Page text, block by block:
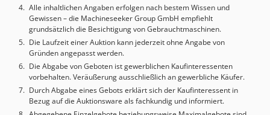
Drehwerkzeughalter /Angetriebene Radialwerkzeughalter
/Axial angetriebene Werkzeughalter Zusätzliche
Informationen • Spindelnase (din 55026): a6 • Max.
Spindeldrehmoment mh s1/s6 - 40%: 200 / 257 nm • Max.
Durchlass des Stangenmaterials: 81 mm • X-Achse:
Kugelumlaufspindel Durchmesser/Gewinde: 32 / 12 mm •
Z-Achse: Kugelumlaufspindel Durchmesser / Steigung: 40 /
15 mm • Y-Achse: Kugelumlaufspindel
Alle inhaltlichen Angaben erfolgen nach bestem Wissen und
Gewissen – die Machineseeker Group GmbH empfiehlt
grundsätzlich die Besichtigung von Gebrauchtmaschinen.
Die Laufzeit einer Auktion kann jederzeit ohne Angabe von
Gründen angepasst werden.
Die Abgabe von Geboten ist gewerblichen Kaufinteressenten
vorbehalten. Veräußerung ausschließlich an gewerbliche Käufer.
Durch Abgabe eines Gebots erklärt sich der Kaufinteressent in
Bezug auf die Auktionsware als fachkundig und informiert.